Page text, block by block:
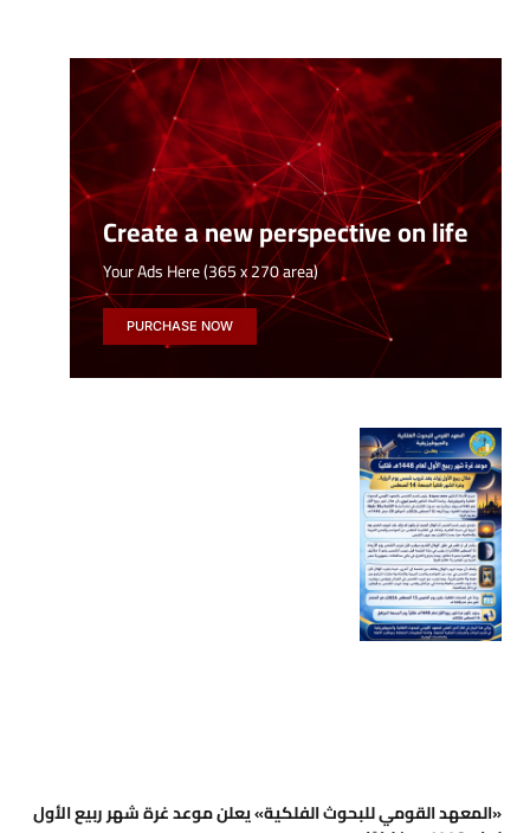
Create a new perspective on life
Your Ads Here (365 x 270 area)
PURCHASE NOW
«المعهد القومي للبحوث الفلكية» يعلن موعد غرة شهر ربيع الأول